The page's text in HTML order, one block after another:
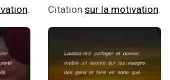
. Citation sur la motivation.